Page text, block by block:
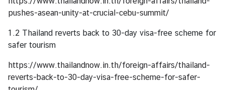
s
ข่
า
ว
|
N
pushes-asean-unity-at-crucial-cebu-summit/
1.2 Thailand reverts back to 30-day visa-free scheme for
safer tourism
https://www.thailandnow.in.th/foreign-affairs/thailand-
reverts-back-to-30-day-visa-free-scheme-for-safer-